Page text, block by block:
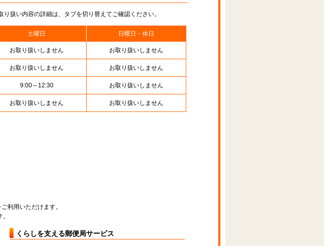
扱い内容の詳細は、タブを切り替えてご確認ください。
土曜日 日曜日・休日
お取り扱いしません お取り扱いしません
お取り扱いしません お取り扱いしません
9:00～12:30 お取り扱いしません
お取り扱いしません お取り扱いしません
利用いただけます。
くらしを支える郵便局サービス